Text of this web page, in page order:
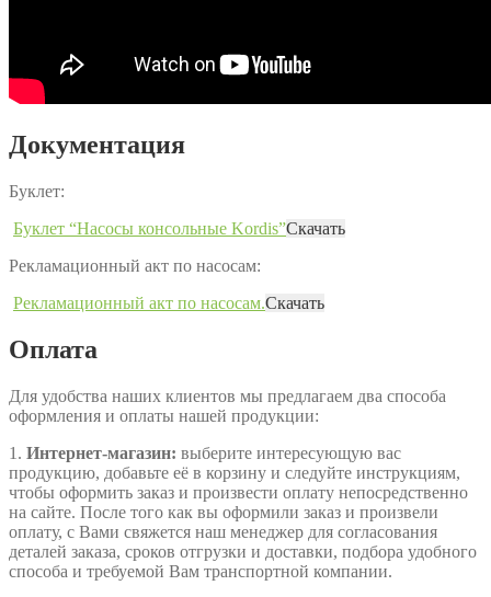
Документация
Буклет:
Буклет “Насосы консольные Kordis”Скачать
Рекламационный акт по насосам:
Рекламационный акт по насосам.Скачать
Оплата
Для удобства наших клиентов мы предлагаем два способа
оформления и оплаты нашей продукции:
1. Интернет-магазин: выберите интересующую вас
продукцию, добавьте её в корзину и следуйте инструкциям,
чтобы оформить заказ и произвести оплату непосредственно
на сайте. После того как вы оформили заказ и произвели
оплату, с Вами свяжется наш менеджер для согласования
деталей заказа, сроков отгрузки и доставки, подбора удобного
способа и требуемой Вам транспортной компании.